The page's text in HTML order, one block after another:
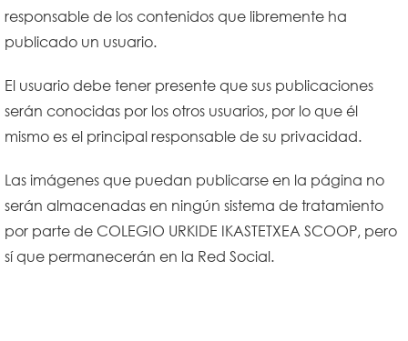
responsable de los contenidos que libremente ha
publicado un usuario.
El usuario debe tener presente que sus publicaciones
serán conocidas por los otros usuarios, por lo que él
mismo es el principal responsable de su privacidad.
Las imágenes que puedan publicarse en la página no
serán almacenadas en ningún sistema de tratamiento
por parte de COLEGIO URKIDE IKASTETXEA SCOOP, pero
sí que permanecerán en la Red Social.